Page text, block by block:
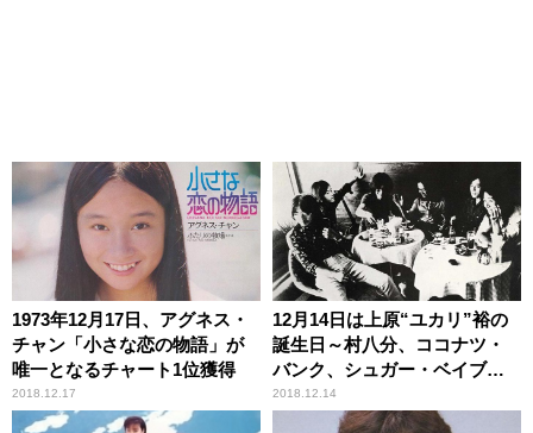
1973年12月17日、アグネス・
チャン「小さな恋の物語」が
唯一となるチャート1位獲得
2018.12.17
12月14日は上原“ユカリ”裕の
誕生日～村八分、ココナツ・
バンク、シュガー・ベイブ、
ナイアガラで活躍した伝説の
ドラマー
2018.12.14